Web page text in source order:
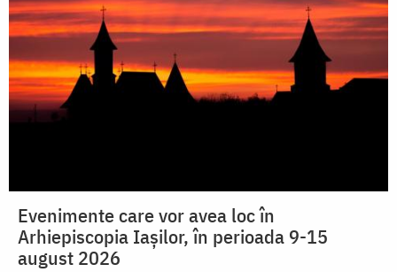
Evenimente care vor avea loc în
Arhiepiscopia Iaşilor, în perioada 9-15
august 2026